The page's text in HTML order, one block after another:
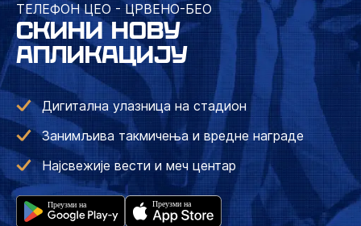
ТЕЛЕФОН ЦЕО - ЦРВЕНО-БЕО
СКИНИ НОВУ
АПЛИКАЦИЈУ
Дигитална улазница на стадион
Занимљива такмичења и вредне награде
Најсвежије вести и меч центар